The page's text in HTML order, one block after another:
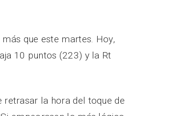
que este martes. Hoy,
10 puntos (223) y la Rt
la hora del toque de